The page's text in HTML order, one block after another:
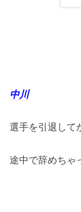
中川
選手を引退して
途中で辞めちゃ